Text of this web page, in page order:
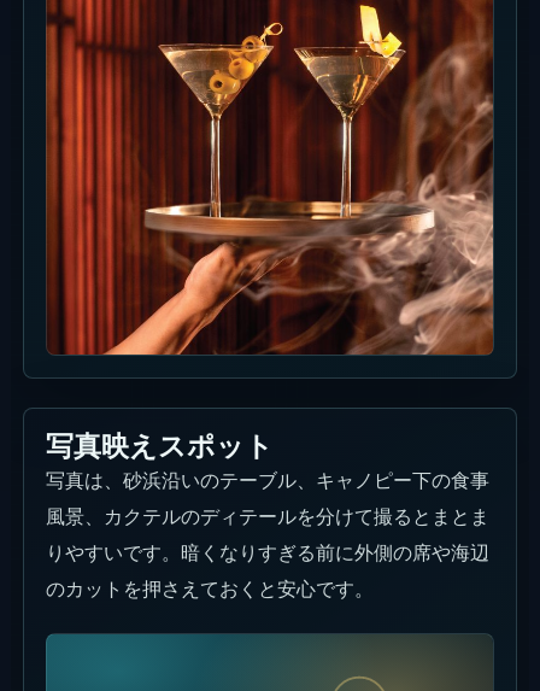
写真映えスポット
写真は、砂浜沿いのテーブル、キャノピー下の食事
風景、カクテルのディテールを分けて撮るとまとま
りやすいです。暗くなりすぎる前に外側の席や海辺
のカットを押さえておくと安心です。